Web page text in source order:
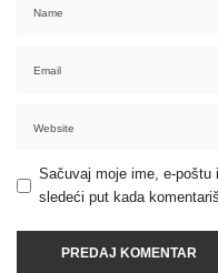
Sačuvaj moje ime, e-poštu
sledeći put kada